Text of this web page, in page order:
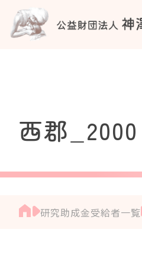
t
西郡_2000
研究助成金受給者一覧